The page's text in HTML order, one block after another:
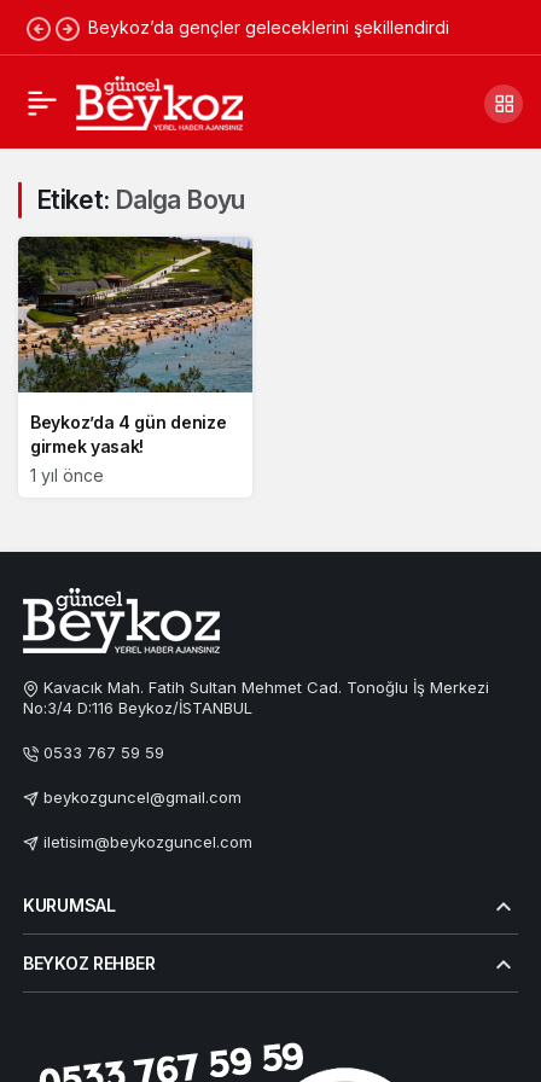
Beykoz’da gençler geleceklerini şekillendirdi
Etiket: Dalga Boyu
Beykoz’da 4 gün denize
girmek yasak!
1 yıl önce
Kavacık Mah. Fatih Sultan Mehmet Cad. Tonoğlu İş Merkezi
No:3/4 D:116 Beykoz/İSTANBUL
0533 767 59 59
beykozguncel@gmail.com
iletisim@beykozguncel.com
KURUMSAL
BEYKOZ REHBER